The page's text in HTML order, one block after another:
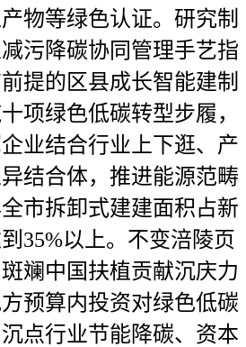
物等绿色认证。研究制
污降碳协同管理手艺指
提的区县成长智能建制
项绿色低碳转型步履，
业结合行业上下逛、产
结合体，推进能源范畴
市拆卸式建建面积占新
35%以上。不变涪陵页
斓中国扶植贡献沉庆力
预算内投资对绿色低碳
点行业节能降碳、资本